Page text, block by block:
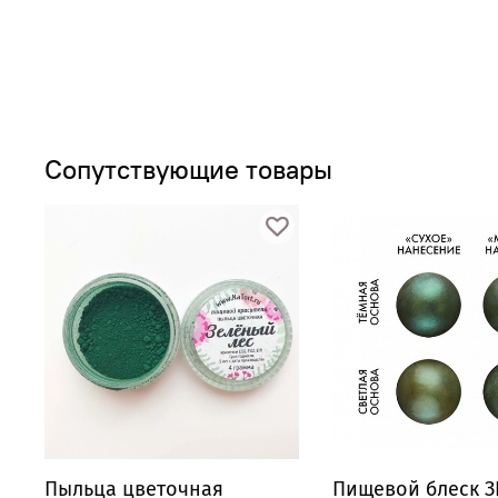
Сопутствующие товары
Пыльца цветочная
Пищевой блеск